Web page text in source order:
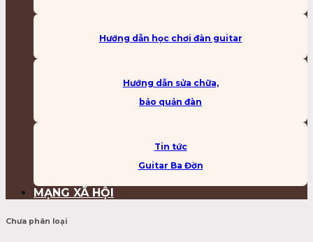
Hướng dẫn học chơi đàn guitar
Hướng dẫn sửa chữa,
bảo quản đàn
Tin tức
Guitar Ba Đờn
MẠNG XÃ HỘI
Chưa phân loại